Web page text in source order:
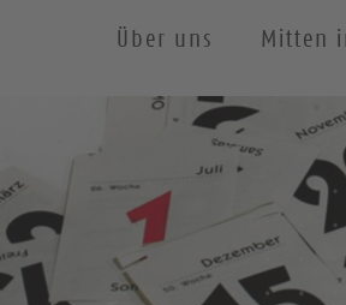
Über uns Mitten